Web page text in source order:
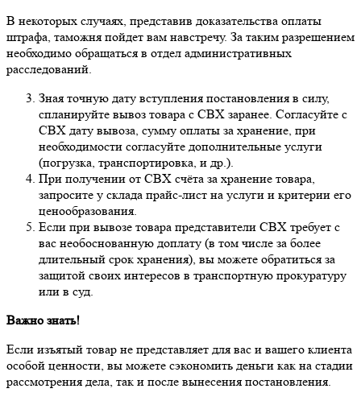
В некоторых случаях, представив доказательства оплаты
штрафа, таможня пойдет вам навстречу. За таким разрешением
необходимо обращаться в отдел административных
расследований.
Зная точную дату вступления постановления в силу,
спланируйте вывоз товара с СВХ заранее. Согласуйте с
СВХ дату вывоза, сумму оплаты за хранение, при
необходимости согласуйте дополнительные услуги
(погрузка, транспортировка, и др.).
При получении от СВХ счёта за хранение товара,
запросите у склада прайс-лист на услуги и критерии его
ценообразования.
Если при вывозе товара представители СВХ требует с
вас необоснованную доплату (в том числе за более
длительный срок хранения), вы можете обратиться за
защитой своих интересов в транспортную прокуратуру
или в суд.
Важно знать!
Если изъятый товар не представляет для вас и вашего клиента
особой ценности, вы можете сэкономить деньги как на стадии
рассмотрения дела, так и после вынесения постановления.